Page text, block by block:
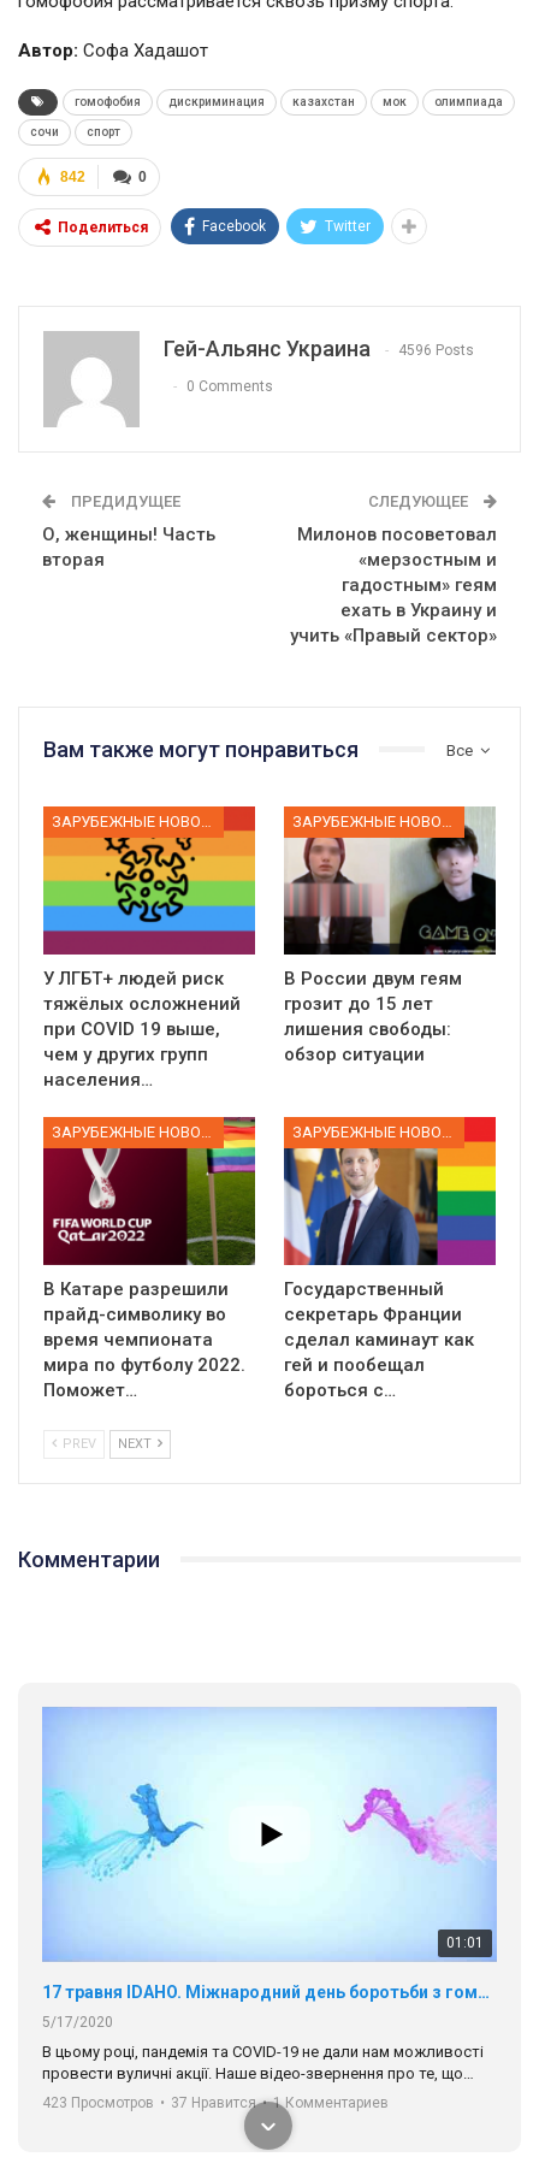
Автор: Софа Хадашот
гомофобия дискриминация казахстан мок олимпиада
сочи спорт
0
842
Поделиться Facebook Twitter
Гей-Альянс Украина 4596 Posts
0 Comments
ПРЕДИДУЩЕЕ
О, женщины! Часть
вторая
СЛЕДУЮЩЕЕ
Милонов посоветовал
«мерзостным и
гадостным» геям
ехать в Украину и
учить «Правый сектор»
Все
Вам также могут понравиться
У ЛГБТ+ людей риск
тяжёлых осложнений
при COVID 19 выше,
чем у других групп
населения…
В России двум геям
грозит до 15 лет
лишения свободы:
обзор ситуации
В Катаре разрешили
прайд-символику во
время чемпионата
мира по футболу 2022.
Поможет…
Государственный
секретарь Франции
сделал каминаут как
гей и пообещал
бороться с…
PREV NEXT
Комментарии
разом. Ми закликаємо всіх хто поділяє цінності рівності та
00:58
Зупинимо насильство проти ЛГБТ в Україні! Stop violence against LGBT in Ukraine!
6/30/2017
Емоційний та вражаючий промо-ролік на конкурс PACT, який
представляє програму "Гей-альянс Україна" з протидії